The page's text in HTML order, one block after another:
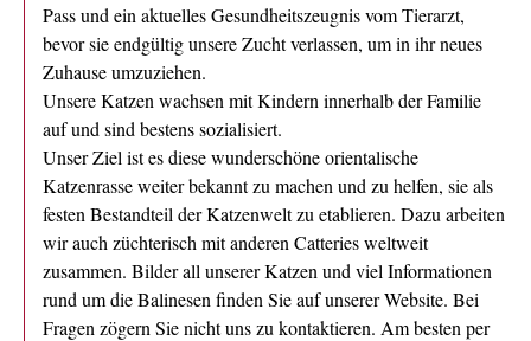
Pass und ein aktuelles Gesundheitszeugnis vom Tierarzt,
bevor sie endgültig unsere Zucht verlassen, um in ihr neues
Zuhause umzuziehen.
Unsere Katzen wachsen mit Kindern innerhalb der Familie
auf und sind bestens sozialisiert.
Unser Ziel ist es diese wunderschöne orientalische
Katzenrasse weiter bekannt zu machen und zu helfen, sie als
festen Bestandteil der Katzenwelt zu etablieren. Dazu arbeiten
wir auch züchterisch mit anderen Catteries weltweit
zusammen. Bilder all unserer Katzen und viel Informationen
rund um die Balinesen finden Sie auf unserer Website. Bei
Fragen zögern Sie nicht uns zu kontaktieren. Am besten per